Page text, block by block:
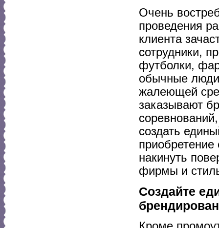
Очень
проведения
клиента
сотрудники,
футболки,
обычные
жалеющей
заказывают
создать
накинуть
фирмы и
Создайте